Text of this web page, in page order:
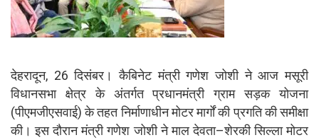
देहरादून, 26 दिसंबर। कैबिनेट मंत्री गणेश जोशी ने आज मसूरी
विधानसभा क्षेत्र के अंतर्गत प्रधानमंत्री ग्राम सड़क योजना
(पीएमजीएसवाई) के तहत निर्माणाधीन मोटर मार्गों की प्रगति की समीक्षा
की। इस दौरान मंत्री गणेश जोशी ने माल देवता–शेरकी सिल्ला मोटर